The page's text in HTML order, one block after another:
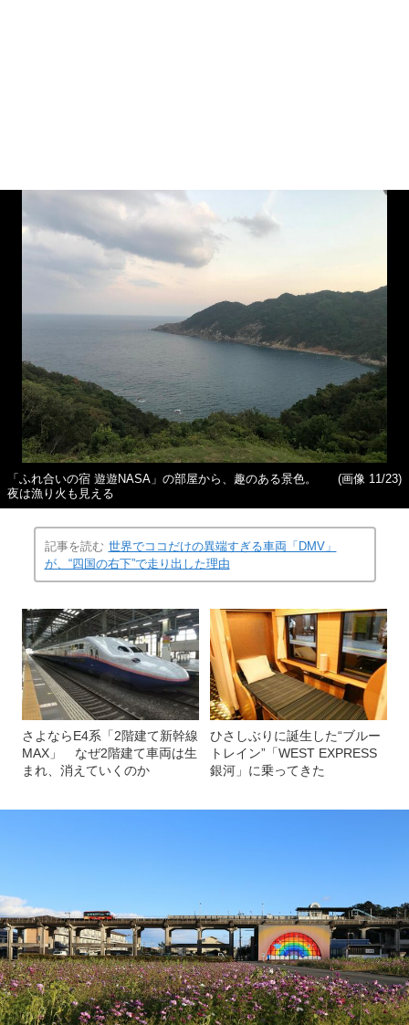
「ふれ合いの宿 遊遊NASA」の部屋から、趣のある景色。
夜は漁り火も見える
(画像 11/23)
記事を読む 世界でココだけの異端すぎる車両「DMV」
が、“四国の右下”で走り出した理由
さよならE4系「2階建て新幹線
MAX」 なぜ2階建て車両は生
まれ、消えていくのか
ひさしぶりに誕生した“ブルー
トレイン”「WEST EXPRESS
銀河」に乗ってきた